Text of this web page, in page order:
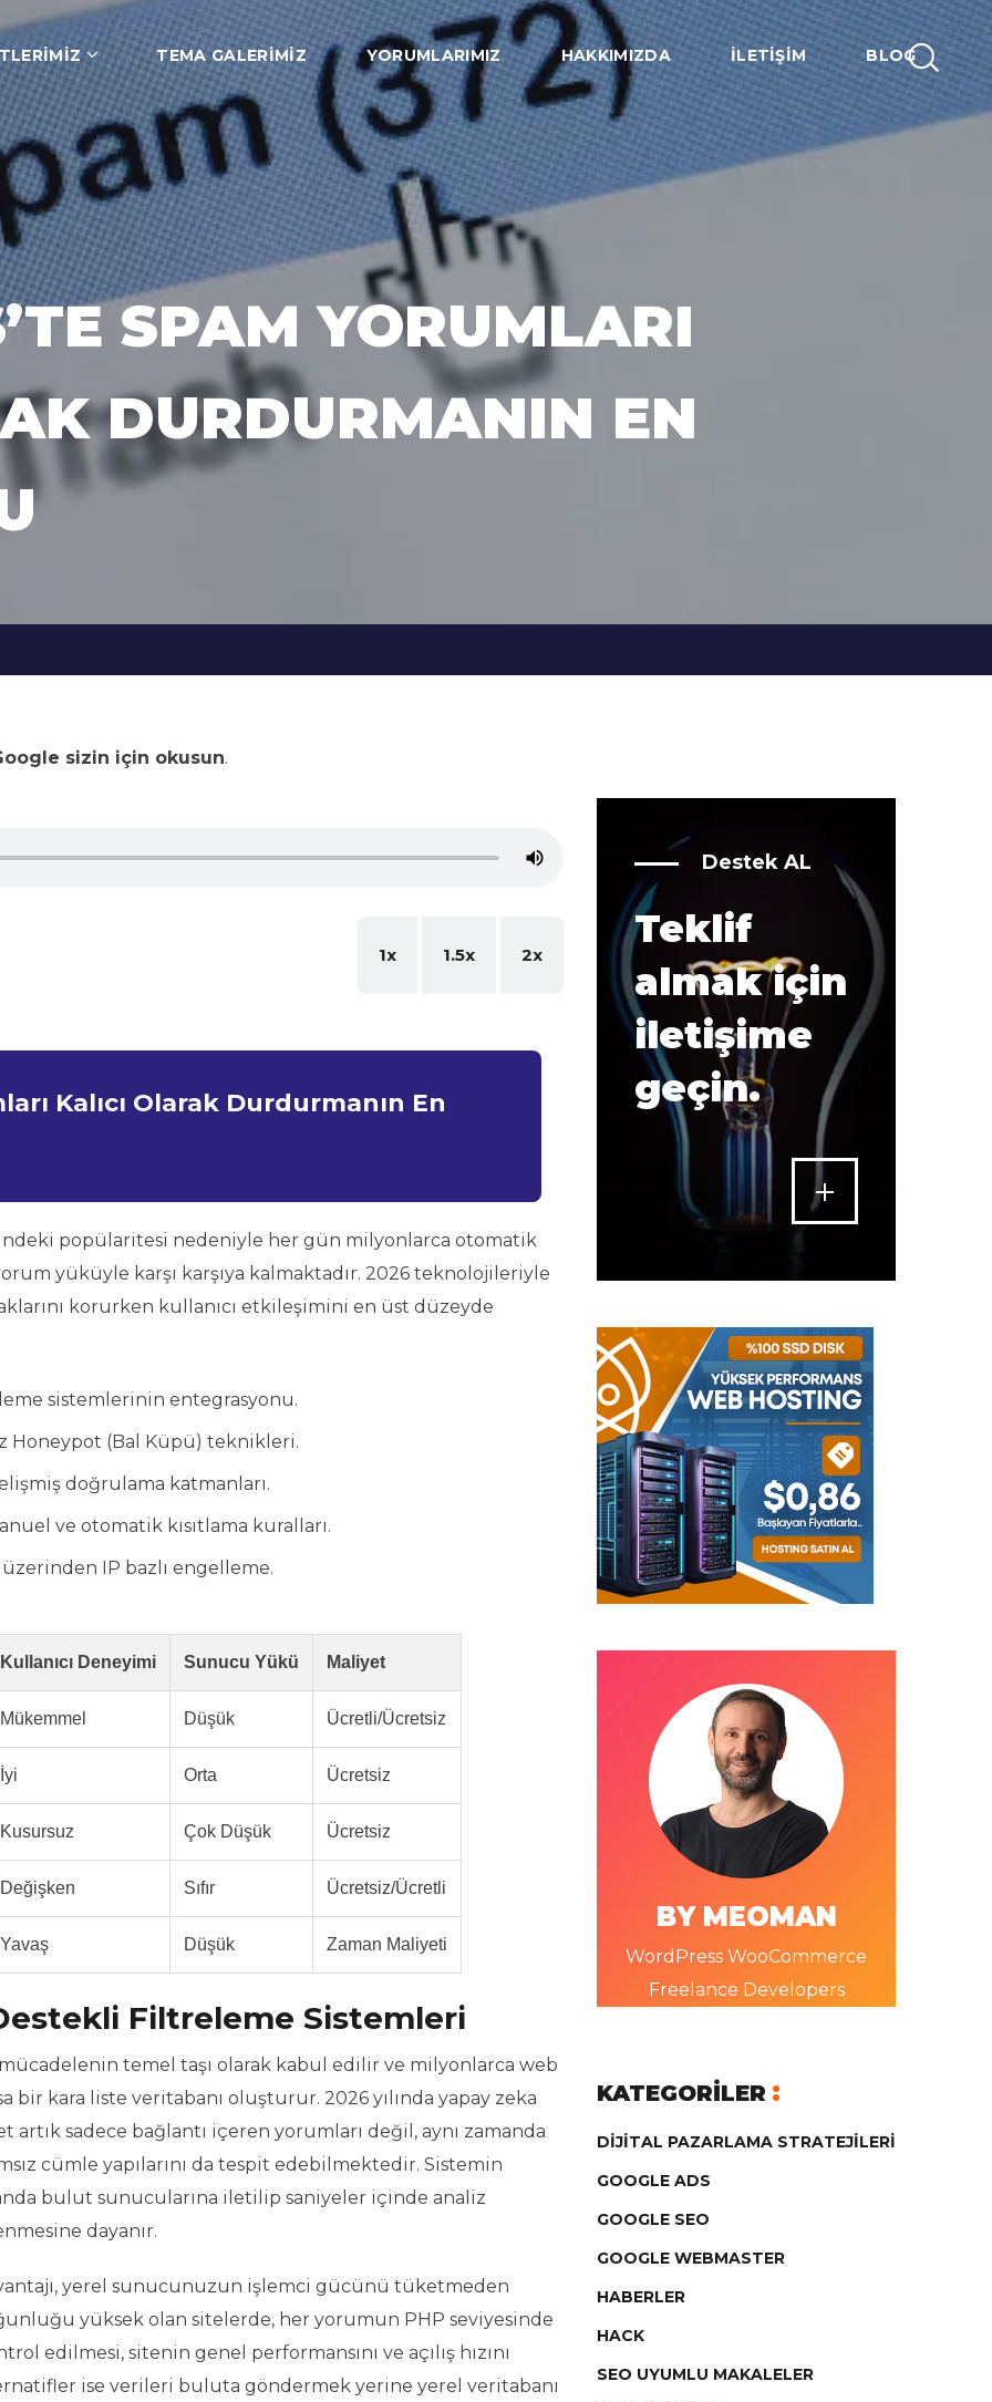
TEMA GALERIMIZ YORUMLARIMIZ HAKKIMIZDA İLETIŞIM BLOG
SPAM YORUMLARI
DURDURMANIN EN
sizin için okusun.
1x 1.5x 2x
Kalıcı Olarak Durdurmanın En
popülaritesi nedeniyle her gün milyonlarca otomatik
yüküyle karşı karşıya kalmaktadır. 2026 teknolojileriyle
korurken kullanıcı etkileşimini en üst düzeyde
sistemlerinin entegrasyonu.
Honeypot (Bal Küpü) teknikleri.
doğrulama katmanları.
ve otomatik kısıtlama kuralları.
IP bazlı engelleme.
Kullanıcı Deneyimi Sunucu Yükü Maliyet
Mükemmel Düşük Ücretli/Ücretsiz
İyi Orta Ücretsiz
Kusursuz Çok Düşük Ücretsiz
Değişken Sıfır Ücretsiz/Ücretli
Yavaş Düşük Zaman Maliyeti
Filtreleme Sistemleri
temel taşı olarak kabul edilir ve milyonlarca web
bir kara liste veritabanı oluşturur. 2026 yılında yapay zeka
sadece bağlantı içeren yorumları değil, aynı zamanda
cümle yapılarını da tespit edebilmektedir. Sistemin
bulut sunucularına iletilip saniyeler içinde analiz
dayanır.
yerel sunucunuzun işlemci gücünü tüketmeden
yüksek olan sitelerde, her yorumun PHP seviyesinde
edilmesi, sitenin genel performansını ve açılış hızını
ise verileri buluta göndermek yerine yerel veritabanı
Destek AL
Teklif
almak için
iletişime
geçin.
BY MEOMAN
WordPress WooCommerce
Freelance Developers
KATEGORILER
DIJITAL PAZARLAMA STRATEJILERI
GOOGLE ADS
GOOGLE SEO
GOOGLE WEBMASTER
HABERLER
HACK
SEO UYUMLU MAKALELER